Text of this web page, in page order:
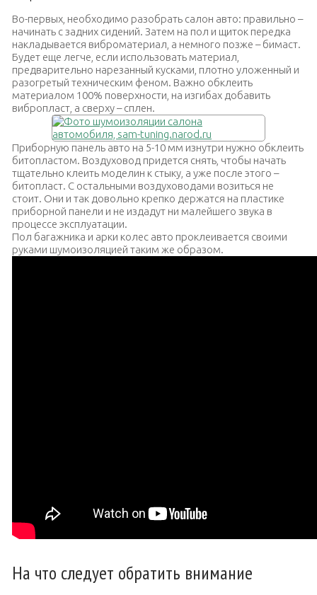
Во-первых, необходимо разобрать салон авто: правильно –
начинать с задних сидений. Затем на пол и щиток передка
накладывается виброматериал, а немного позже – бимаст.
Будет еще легче, если использовать материал,
предварительно нарезанный кусками, плотно уложенный и
разогретый техническим феном. Важно обклеить
материалом 100% поверхности, на изгибах добавить
вибропласт, а сверху – сплен.
Приборную панель авто на 5-10 мм изнутри нужно обклеить
битопластом. Воздуховод придется снять, чтобы начать
тщательно клеить моделин к стыку, а уже после этого –
битопласт. С остальными воздуховодами возиться не
стоит. Они и так довольно крепко держатся на пластике
приборной панели и не издадут ни малейшего звука в
процессе эксплуатации.
Пол багажника и арки колес авто проклеивается своими
руками шумоизоляцией таким же образом.
На что следует обратить внимание